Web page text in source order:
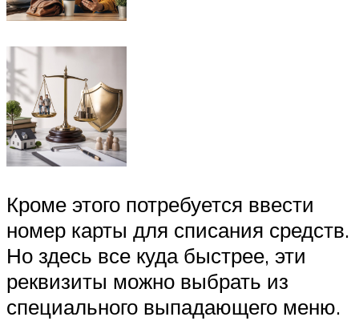
Кроме этого потребуется ввести
номер карты для списания средств.
Но здесь все куда быстрее, эти
реквизиты можно выбрать из
специального выпадающего меню.